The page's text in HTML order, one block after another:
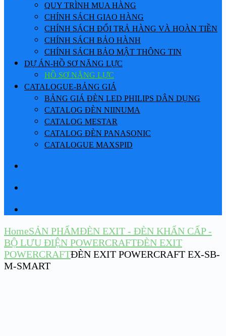
QUY TRÌNH MUA HÀNG
CHÍNH SÁCH GIAO HÀNG
CHÍNH SÁCH ĐỔI TRẢ HÀNG VÀ HOÀN TIỀN
CHÍNH SÁCH BẢO HÀNH
CHÍNH SÁCH BẢO MẬT THÔNG TIN
DỰ ÁN-HỒ SƠ NĂNG LỰC
HỒ SƠ NĂNG LỰC
CATALOGUE-BẢNG GIÁ
BẢNG GIÁ ĐÈN LED PHILIPS DÂN DỤNG
CATALOG ĐÈN NIINUMA
CATALOG MESTAR
CATALOG ĐÈN PANASONIC
CATALOGUE MAXSPID
HomeSẢN PHẨMĐÈN EXIT - ĐÈN KHẨN CẤP -
BỘ LƯU ĐIỆN POWERCRAFTĐÈN EXIT
POWERCRAFTĐÈN EXIT POWERCRAFT EX-SB-
M-SMART